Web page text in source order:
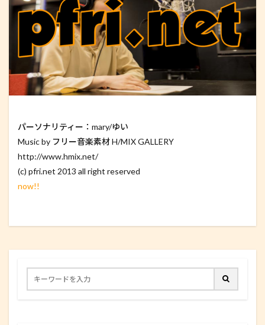
パーソナリティー：mary/ゆい
Music by フリー音楽素材 H/MIX GALLERY
http://www.hmix.net/
(c) pfri.net 2013 all right reserved
now!!